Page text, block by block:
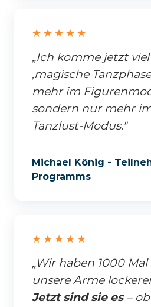
★★★★★
„Ich komme jetzt
‚magische
mehr im
sondern nur mehr
Tanzlust-Modus."
Michael König -
Programms
★★★★★
„Wir haben 1000
unsere Arme
Jetzt sind sie es–